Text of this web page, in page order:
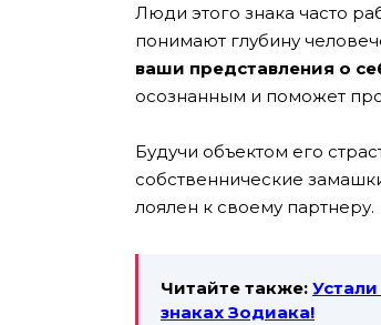
Люди этого знака часто
понимают глубину
ваши представления о
осознанным и поможет
Будучи объектом его
собственнические
лоялен к своему партнеру.
Читайте также:
знаках Зодиака!